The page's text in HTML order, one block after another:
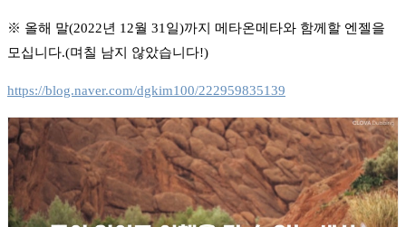
※ 올해 말(2022년 12월 31일)까지 메타온메타와 함께할 엔젤을
모십니다.(며칠 남지 않았습니다!)
https://blog.naver.com/dgkim100/222959835139